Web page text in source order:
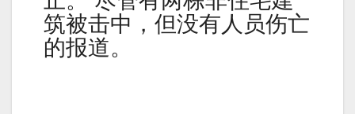
筑被击中，但没有人员伤亡
的报道。